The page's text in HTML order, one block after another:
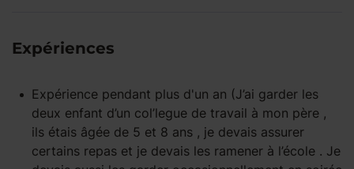
Expériences
Expérience pendant plus d'un an (J’ai garder les
deux enfant d’un col’legue de travail à mon père ,
ils étais âgée de 5 et 8 ans , je devais assurer
certains repas et je devais les ramener à l’école . Je